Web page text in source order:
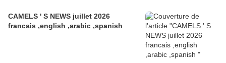
CAMELS ' S NEWS juillet 2026
francais ,english ,arabic ,spanish